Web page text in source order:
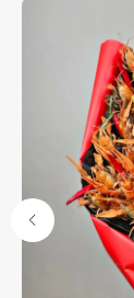
Доставка и оплата
О студии
Наши линейки